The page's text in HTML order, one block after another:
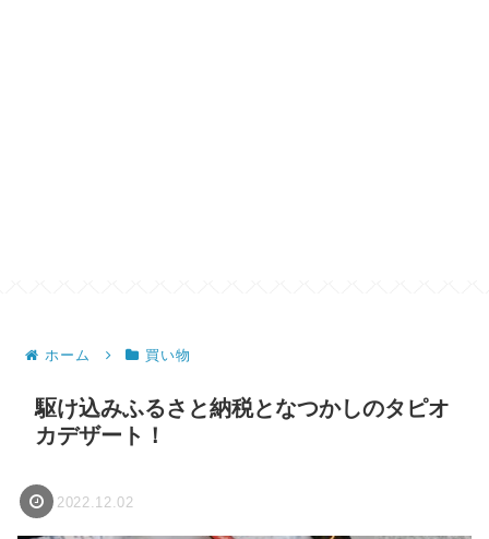
ホーム 買い物
駆け込みふるさと納税となつかしのタピオ
カデザート！
2022.12.02